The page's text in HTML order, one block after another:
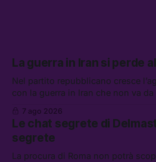
La guerra in Iran si perde
Nel partito repubblicano cresce
con la guerra in Iran che non va
lavoro, Schlein prova a mettere in
che cos’è lo “Spiralismo,” la
7 ago 2026
Le chat segrete di
segrete
La procura di Roma non potrà